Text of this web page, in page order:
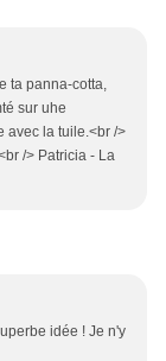
ta panna-cotta,
sur uhe
avec la tuile.<br />
/> Patricia - La
idée ! Je n'y